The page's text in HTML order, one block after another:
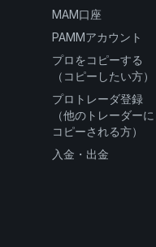
MAM口座
PAMMアカウント
プロをコピーする
（コピーしたい方）
プロトレーダ登録
（他のトレーダーに
コピーされる方）
入金・出金